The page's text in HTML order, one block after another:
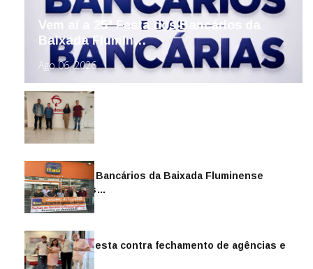
Vem aí a 25ª Festa dos Bancários da
Baixada Flumin…
Ago 06, 2026
Sindicato dos Bancários da Baixada Fluminense
reintegra mais…
Jul 14, 2026
Sindicato protesta contra fechamento de agências e
as demiss…